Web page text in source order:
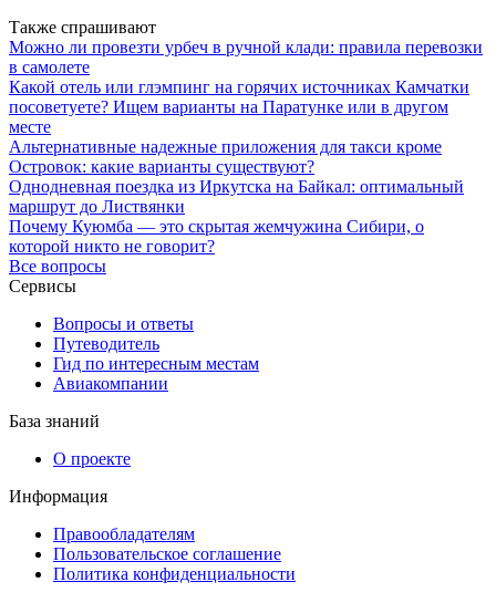
Также спрашивают
Можно ли провезти урбеч в ручной клади: правила перевозки
в самолете
Какой отель или глэмпинг на горячих источниках Камчатки
посоветуете? Ищем варианты на Паратунке или в другом
месте
Альтернативные надежные приложения для такси кроме
Островок: какие варианты существуют?
Однодневная поездка из Иркутска на Байкал: оптимальный
маршрут до Листвянки
Почему Куюмба — это скрытая жемчужина Сибири, о
которой никто не говорит?
Все вопросы
Сервисы
Вопросы и ответы
Путеводитель
Гид по интересным местам
Авиакомпании
База знаний
О проекте
Информация
Правообладателям
Пользовательское соглашение
Политика конфиденциальности